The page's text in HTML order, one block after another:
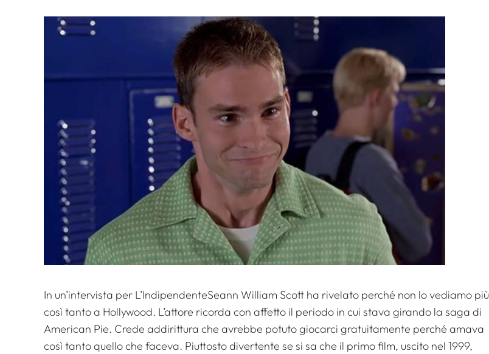
In un’intervista per L’IndipendenteSeann William Scott ha rivelato perché non lo vediamo più
così tanto a Hollywood. L’attore ricorda con affetto il periodo in cui stava girando la saga di
American Pie. Crede addirittura che avrebbe potuto giocarci gratuitamente perché amava
così tanto quello che faceva. Piuttosto divertente se si sa che il primo film, uscito nel 1999,